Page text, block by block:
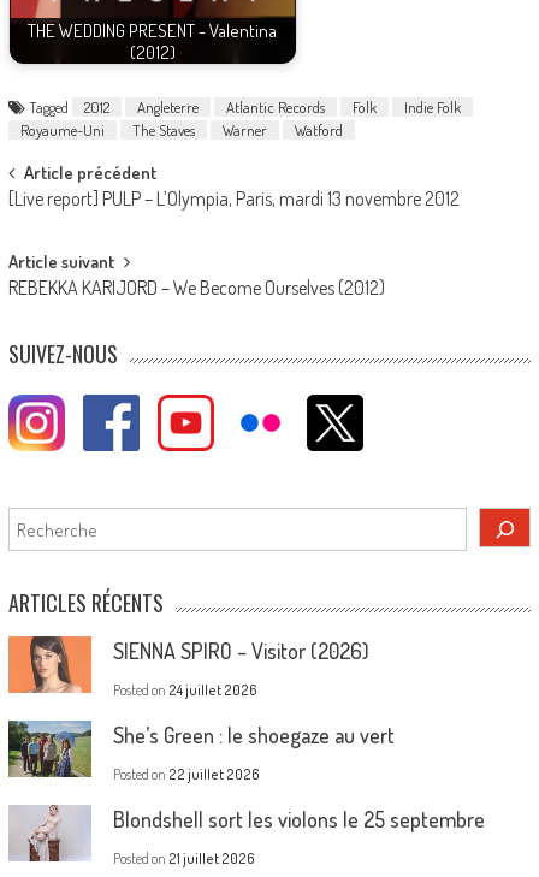
THE WEDDING PRESENT - Valentina
(2012)
Tagged 2012 Angleterre Atlantic Records Folk
Indie Folk
Royaume-Uni
The Staves Warner Watford
Post
navigation
Article précédent
[Live report] PULP – L’Olympia, Paris, mardi 13 novembre 2012
Article suivant
REBEKKA KARIJORD – We Become Ourselves (2012)
SUIVEZ-NOUS
Rechercher
ARTICLES RÉCENTS
SIENNA SPIRO – Visitor (2026)
Posted on 24 juillet 2026
She’s Green : le shoegaze au vert
Posted on 22 juillet 2026
Blondshell sort les violons le 25 septembre
Posted on 21 juillet 2026